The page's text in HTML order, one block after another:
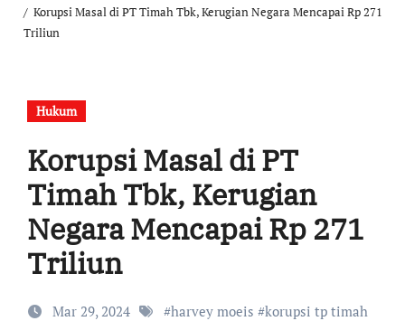
Korupsi Masal di PT Timah Tbk, Kerugian Negara Mencapai Rp 271
Triliun
Hukum
Korupsi Masal di PT
Timah Tbk, Kerugian
Negara Mencapai Rp 271
Triliun
Mar 29, 2024 #harvey moeis #korupsi tp timah